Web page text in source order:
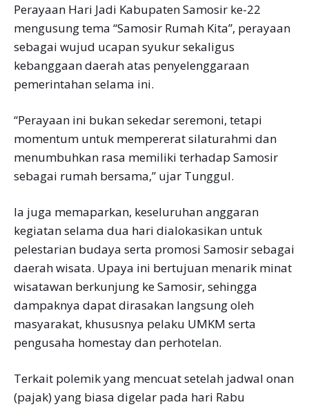
Perayaan Hari Jadi Kabupaten Samosir ke-22
mengusung tema “Samosir Rumah Kita”, perayaan
sebagai wujud ucapan syukur sekaligus
kebanggaan daerah atas penyelenggaraan
pemerintahan selama ini.
“Perayaan ini bukan sekedar seremoni, tetapi
momentum untuk mempererat silaturahmi dan
menumbuhkan rasa memiliki terhadap Samosir
sebagai rumah bersama,” ujar Tunggul.
Ia juga memaparkan, keseluruhan anggaran
kegiatan selama dua hari dialokasikan untuk
pelestarian budaya serta promosi Samosir sebagai
daerah wisata. Upaya ini bertujuan menarik minat
wisatawan berkunjung ke Samosir, sehingga
dampaknya dapat dirasakan langsung oleh
masyarakat, khususnya pelaku UMKM serta
pengusaha homestay dan perhotelan.
Terkait polemik yang mencuat setelah jadwal onan
(pajak) yang biasa digelar pada hari Rabu